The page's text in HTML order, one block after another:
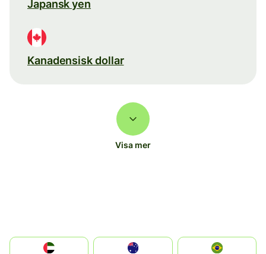
Japansk yen
Kanadensisk dollar
Visa mer
الإمارات العربية المتحدة